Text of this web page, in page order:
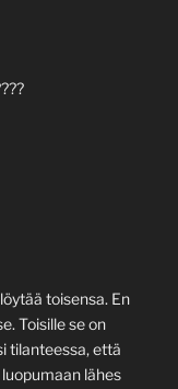
toisensa. En
Toisille se on
tilanteessa, että
lähes